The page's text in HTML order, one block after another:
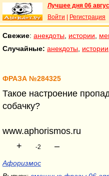
Лучшее дня 06
Войти
Регистрация
Свежие: анекдоты истории
Случайные: анекдоты истории
ФРАЗА №284325
Такое настроение
собачку?
www.aphorismos.ru
+
-2 –
Афоризмос